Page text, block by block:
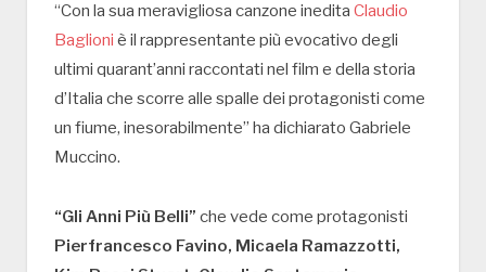
“Con la sua meravigliosa canzone inedita Claudio
Baglioni è il rappresentante più evocativo degli
ultimi quarant’anni raccontati nel film e della storia
d’Italia che scorre alle spalle dei protagonisti come
un fiume, inesorabilmente” ha dichiarato Gabriele
Muccino.
“Gli Anni Più Belli” che vede come protagonisti
Pierfrancesco Favino, Micaela Ramazzotti,